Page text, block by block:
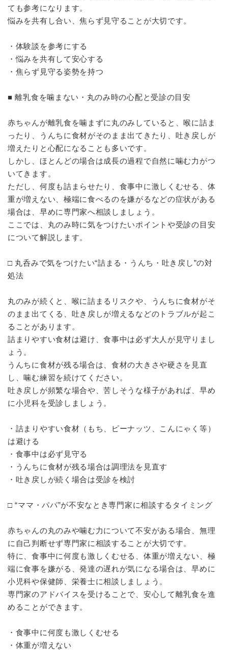
ても参考になります。
悩みを共有し合い、焦らず見守ることが大切です。
・体験談を参考にする
・悩みを共有して安心する
・焦らず見守る姿勢を持つ
■ 離乳食を噛まない・丸のみ時の心配と受診の目安
赤ちゃんが離乳食を噛まずに丸のみしていると、喉に詰ま
ったり、うんちに食材がそのまま出てきたり、吐き戻しが
増えたりと心配になることも多いです。
しかし、ほとんどの場合は成長の過程で自然に噛む力がつ
いてきます。
ただし、何度も詰まらせたり、食事中に激しくむせる、体
重が増えない、極端に食べるのを嫌がるなどの症状がある
場合は、早めに専門家へ相談しましょう。
ここでは、丸のみ時に気をつけたいポイントや受診の目安
について解説します。
□ 丸呑みで気をつけたい“詰まる・うんち・吐き戻し”の対
処法
丸のみが続くと、喉に詰まるリスクや、うんちに食材がそ
のまま出てくる、吐き戻しが増えるなどのトラブルが起こ
ることがあります。
詰まりやすい食材は避け、食事中は必ず大人が見守りまし
ょう。
うんちに食材が残る場合は、食材の大きさや硬さを見直
し、噛む練習を続けてください。
吐き戻しが頻繁な場合や、苦しそうな様子があれば、早め
に小児科を受診しましょう。
・詰まりやすい食材（もち、ピーナッツ、こんにゃく等）
は避ける
・食事中は必ず見守る
・うんちに食材が残る場合は調理法を見直す
・吐き戻しが続く場合は受診を検討
□ “ママ・パパ”が不安なとき専門家に相談するタイミング
赤ちゃんの丸のみや噛む力について不安がある場合、無理
に自己判断せず専門家に相談することが大切です。
特に、食事中に何度も激しくむせる、体重が増えない、極
端に食事を嫌がる、発達の遅れが気になる場合は、早めに
小児科や保健師、栄養士に相談しましょう。
専門家のアドバイスを受けることで、安心して離乳食を進
めることができます。
・食事中に何度も激しくむせる
・体重が増えない